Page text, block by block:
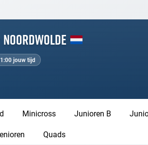
Noordwolde
jouw tijd
Minicross Junioren B
Quads